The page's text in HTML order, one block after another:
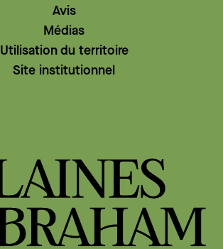
Avis
Médias
Utilisation du territoire
Site institutionnel